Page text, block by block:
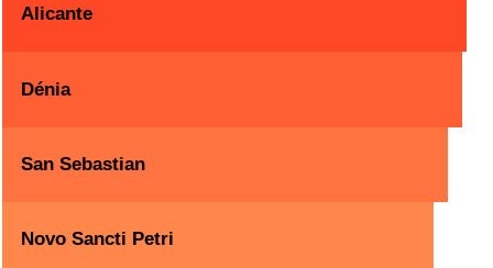
Alicante
Dénia
San Sebastian
Novo Sancti Petri